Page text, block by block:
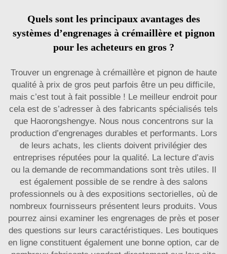
Quels sont les principaux avantages des
systèmes d’engrenages à crémaillère et pignon
pour les acheteurs en gros ?
Trouver un engrenage à crémaillère et pignon de haute
qualité à prix de gros peut parfois être un peu difficile,
mais c’est tout à fait possible ! Le meilleur endroit pour
cela est de s’adresser à des fabricants spécialisés tels
que Haorongshengye. Nous nous concentrons sur la
production d’engrenages durables et performants. Lors
de leurs achats, les clients doivent privilégier des
entreprises réputées pour la qualité. La lecture d’avis
ou la demande de recommandations sont très utiles. Il
est également possible de se rendre à des salons
professionnels ou à des expositions sectorielles, où de
nombreux fournisseurs présentent leurs produits. Vous
pourrez ainsi examiner les engrenages de près et poser
des questions sur leurs caractéristiques. Les boutiques
en ligne constituent également une bonne option, car de